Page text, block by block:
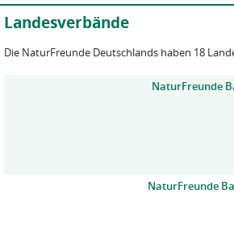
Landesverbände
Die NaturFreunde Deutschlands haben 18
NaturFreunde
NaturFreunde